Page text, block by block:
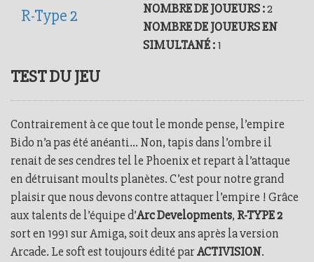
R-Type 2
NOMBRE DE JOUEURS :2
NOMBRE DE JOUEURS EN
SIMULTANÉ :1
TEST DU JEU
Contrairement à ce que tout le monde pense, l’empire
Bido n’a pas été anéanti… Non, tapis dans l’ombre il
renait de ses cendres tel le Phoenix et repart à l’attaque
en détruisant moults planètes. C’est pour notre grand
plaisir que nous devons contre attaquer l’empire ! Grâce
aux talents de l’équipe d’Arc Developments, R-TYPE 2
sort en 1991 sur Amiga, soit deux ans après la version
Arcade. Le soft est toujours édité parACTIVISION.